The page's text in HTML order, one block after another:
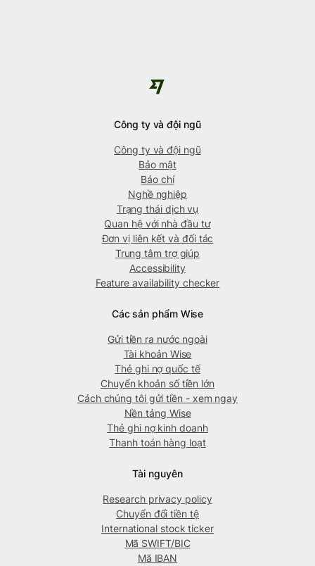
Công ty và đội ngũ
Công ty và đội ngũ
Bảo mật
Báo chí
Nghề nghiệp
Trạng thái dịch vụ
Quan hệ với nhà đầu tư
Đơn vị liên kết và đối tác
Trung tâm trợ giúp
Accessibility
Feature availability checker
Các sản phẩm Wise
Gửi tiền ra nước ngoài
Tài khoản Wise
Thẻ ghi nợ quốc tế
Chuyển khoản số tiền lớn
Cách chúng tôi gửi tiền - xem ngay
Nền tảng Wise
Thẻ ghi nợ kinh doanh
Thanh toán hàng loạt
Tài nguyên
Research privacy policy
Chuyển đổi tiền tệ
International stock ticker
Mã SWIFT/BIC
Mã IBAN